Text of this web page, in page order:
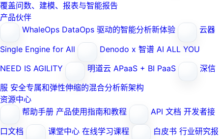
覆盖问数、建模、报表与智能报告
产品伙伴
WhaleOps DataOps 驱动的智能分析新体验
云器
Single Engine for All
Denodo x 智谱 AI ALL YOU
NEED IS AGILITY
明道云 APaaS + BI PaaS
深信
服 安全专属和弹性伸缩的混合分析新架构
资源中心
帮助手册 产品使用指南和教程 API 文档 开发者接
口文档
课堂中心 在线学习课程 白皮书 行业研究报